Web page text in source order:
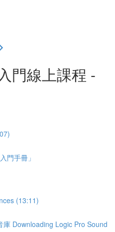
門線上課程 -
門手冊」
(13:11)
庫 Downloading Logic Pro Sound